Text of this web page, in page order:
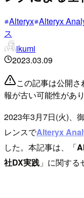
Alteryx Alteryx
ス
ikumi
2023.03.09
この記事は公開
報が古い可能性があ
2023年3月7日(火)、
レンスでAlteryx
した。本記事は、「
社DX実践 」に関する